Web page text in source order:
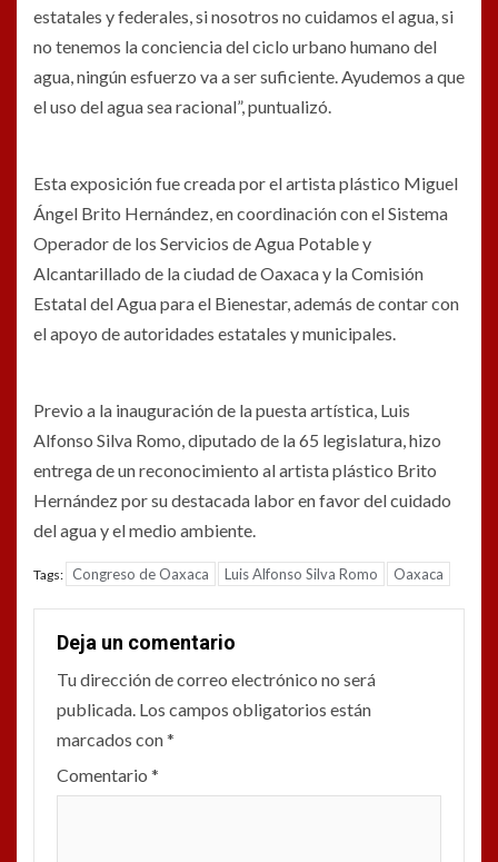
estatales y federales, si nosotros no cuidamos el agua, si
no tenemos la conciencia del ciclo urbano humano del
agua, ningún esfuerzo va a ser suficiente. Ayudemos a que
el uso del agua sea racional”, puntualizó.
Esta exposición fue creada por el artista plástico Miguel
Ángel Brito Hernández, en coordinación con el Sistema
Operador de los Servicios de Agua Potable y
Alcantarillado de la ciudad de Oaxaca y la Comisión
Estatal del Agua para el Bienestar, además de contar con
el apoyo de autoridades estatales y municipales.
Previo a la inauguración de la puesta artística, Luis
Alfonso Silva Romo, diputado de la 65 legislatura, hizo
entrega de un reconocimiento al artista plástico Brito
Hernández por su destacada labor en favor del cuidado
del agua y el medio ambiente.
Tags: Congreso de Oaxaca Luis Alfonso Silva Romo Oaxaca
Deja un comentario
Tu dirección de correo electrónico no será
publicada. Los campos obligatorios están
marcados con*
Comentario *